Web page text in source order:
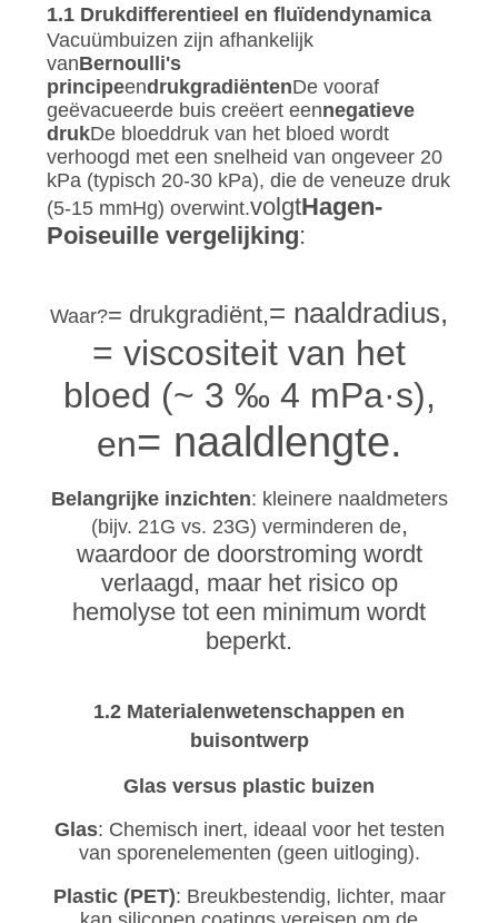
VERZOEK
OM
EEN
CITAAT
SITEMAP
POLICY
1.1 Drukdifferentieel en fluïdendynamica
Vacuümbuizen zijn afhankelijk
vanBernoulli's
principeendrukgradiëntenDe vooraf
geëvacueerde buis creëert eennegatieve
drukDe bloeddruk van het bloed wordt
verhoogd met een snelheid van ongeveer 20
kPa (typisch 20-30 kPa), die de veneuze druk
(5-15 mmHg) overwint.Q
volgtHagen-
Poiseuille vergelijking:
4
Waar? P
= drukgradiënt,r
= naaldradius,
= viscositeit van het
bloed (~ 3 ‰ 4 mPa·s),
enL
= naaldlengte.
Belangrijke inzichten: kleinere naaldmeters
(bijv. 21G vs. 23G) verminderen der
,
waardoor de doorstroming wordt
verlaagd, maar het risico op
hemolyse tot een minimum wordt
beperkt.
1.2 Materialenwetenschappen en
buisontwerp
Glas versus plastic buizen
Glas: Chemisch inert, ideaal voor het testen
van sporenelementen (geen uitloging).
Plastic (PET): Breukbestendig, lichter, maar